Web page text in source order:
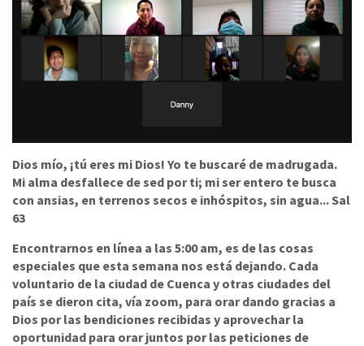
Dios mío, ¡tú eres mi Dios! Yo te buscaré de madrugada.
Mi alma desfallece de sed por ti; mi ser entero te busca
con ansias, en terrenos secos e inhóspitos, sin agua... Sal
63
Encontrarnos en línea a las 5:00 am, es de las cosas
especiales que esta semana nos está dejando. Cada
voluntario de la ciudad de Cuenca y otras ciudades del
país se dieron cita, vía zoom, para orar dando gracias a
Dios por las bendiciones recibidas y aprovechar la
oportunidad para orar juntos por las peticiones de